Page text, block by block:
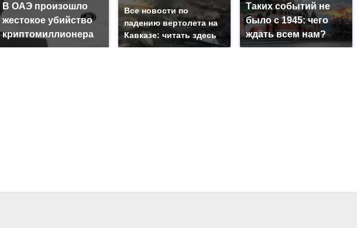
В ОАЭ произошло
жестокое убийство
криптомиллионера
Все новости по
падению вертолета на
Кавказе: читать здесь
Таких событий не
было с 1945: чего
ждать всем нам?